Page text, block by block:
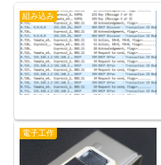
組み込み
電子工作